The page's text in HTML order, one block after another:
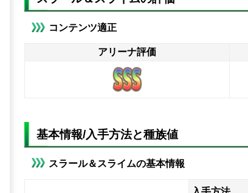
コンテンツ適正
アリーナ評価
基本情報/入手方法と種族値
スラール＆スライムの基本情報